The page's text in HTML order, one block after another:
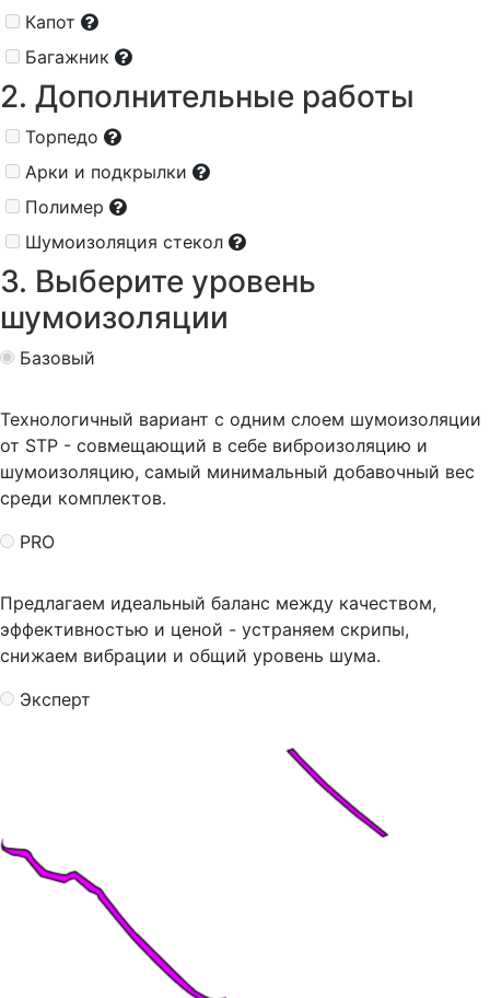
Капот
Багажник
2. Дополнительные работы
Торпедо
Арки и подкрылки
Полимер
Шумоизоляция стекол
3. Выберите уровень
шумоизоляции
Базовый
Технологичный вариант с одним слоем шумоизоляции
от STP - совмещающий в себе виброизоляцию и
шумоизоляцию, самый минимальный добавочный вес
среди комплектов.
PRO
Предлагаем идеальный баланс между качеством,
эффективностью и ценой - устраняем скрипы,
снижаем вибрации и общий уровень шума.
Эксперт